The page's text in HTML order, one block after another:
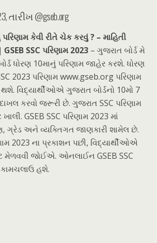
તારીખ @gseb.org
કેવી રીતે ચેક કરવું ? – માહિતી
SSC પરિણામ 2023 – ગુજરાત બોર્ડ મે
ધોરણ 10માનું પરિણામ જાહેર કરશે. ધોરણ
2023 પરિણામ www.gseb.org પરિણામ
વિદ્યાર્થીઓએ ગુજરાત બોર્ડનો 10મો 7
કરવો જરૂરી છે. ગુજરાત SSC પરિણામ
GSEB SSC પરિણામ 2023 માં
ગ્રેડ અને વ્યક્તિગત જાણકારી શામેલ છે.
2023 ના પ્રકાશન પછી, વિદ્યાર્થીઓએ
મેળવવી જોઈએ. ઓનલાઈન GSEB SSC
કામચલાઉ હશે.